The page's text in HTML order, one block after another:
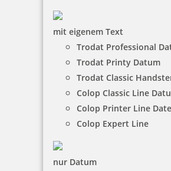
mit eigenem Text
Trodat Professional
Trodat Printy Datum
Trodat Classic
Colop Classic Line
Colop Printer Line
Colop Expert Line
nur Datum
11,75 €
Jetzt gestalten